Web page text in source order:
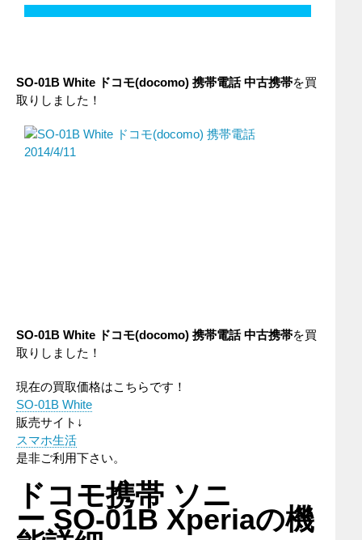
SO-01B White ドコモ(docomo) 携帯電話 中古携帯を買
取りしました！
SO-01B White ドコモ(docomo) 携帯電話 中古携帯を買
取りしました！
現在の買取価格はこちらです！
SO-01B White
販売サイト↓
スマホ生活
是非ご利用下さい。
ドコモ携帯 ソニ
ー SO-01B Xperiaの機